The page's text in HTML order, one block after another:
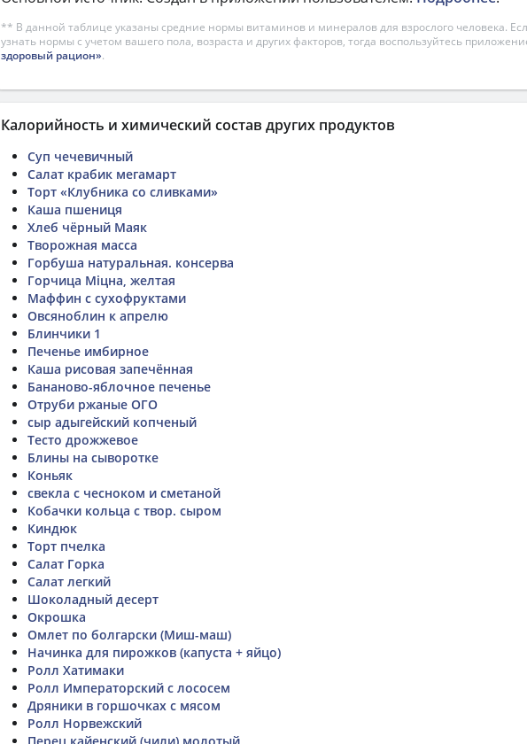
** В данной таблице указаны средние нормы витаминов и минералов для взрослого человека.
узнать нормы с учетом вашего пола, возраста и других факторов, тогда воспользуйтесь
здоровый рацион».
Калорийность и химический состав других продуктов
Суп чечевичный
Салат крабик мегамарт
Торт «Клубника со сливками»
Каша пшениця
Хлеб чёрный Маяк
Творожная масса
Горбуша натуральная. консерва
Горчица Міцна, желтая
Маффин с сухофруктами
Овсяноблин к апрелю
Блинчики 1
Печенье имбирное
Каша рисовая запечённая
Бананово-яблочное печенье
Отруби ржаные ОГО
сыр адыгейский копченый
Тесто дрожжевое
Блины на сыворотке
Коньяк
свекла с чесноком и сметаной
Кобачки кольца с твор. сыром
Киндюк
Торт пчелка
Салат Горка
Салат легкий
Шоколадный десерт
Окрошка
Омлет по болгарски (Миш-маш)
Начинка для пирожков (капуста + яйцо)
Ролл Хатимаки
Ролл Императорский с лососем
Дряники в горшочках с мясом
Ролл Норвежский